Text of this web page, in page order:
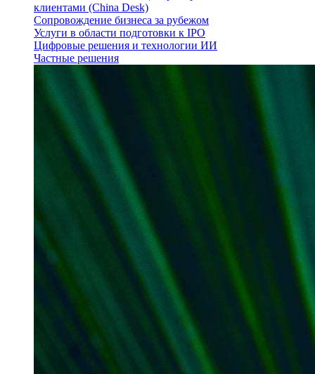
клиентами (China Desk)
Сопровождение бизнеса за рубежом
Услуги в области подготовки к IPO
Цифровые решения и технологии ИИ
Частные решения